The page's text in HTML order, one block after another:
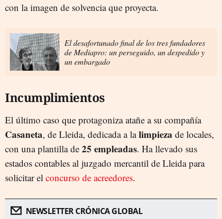
con la imagen de solvencia que proyecta.
El desafortunado final de los tres fundadores
de Mediapro: un perseguido, un despedido y
un embargado
Incumplimientos
El último caso que protagoniza atañe a su compañía
Casaneta, de Lleida, dedicada a lalimpieza de locales,
con una plantilla de 25 empleadas. Ha llevado sus
estados contables al juzgado mercantil de Lleida para
solicitar el concurso de acreedores.
NEWSLETTER CRÓNICA GLOBAL